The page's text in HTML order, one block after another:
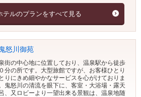
テルのプランをすべて見る
怒川御苑
街の中心地に位置しており、温泉駅から徒歩
分の所です。大型旅館ですが、お客様ひとり
りにきめ細やかなサービスを心がけておりま
鬼怒川の清流を眼下に、客室・大浴場・露天
、又ロビーより一望出来る景観は、温泉地随